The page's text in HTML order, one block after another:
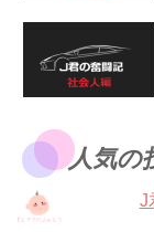
人気の
J